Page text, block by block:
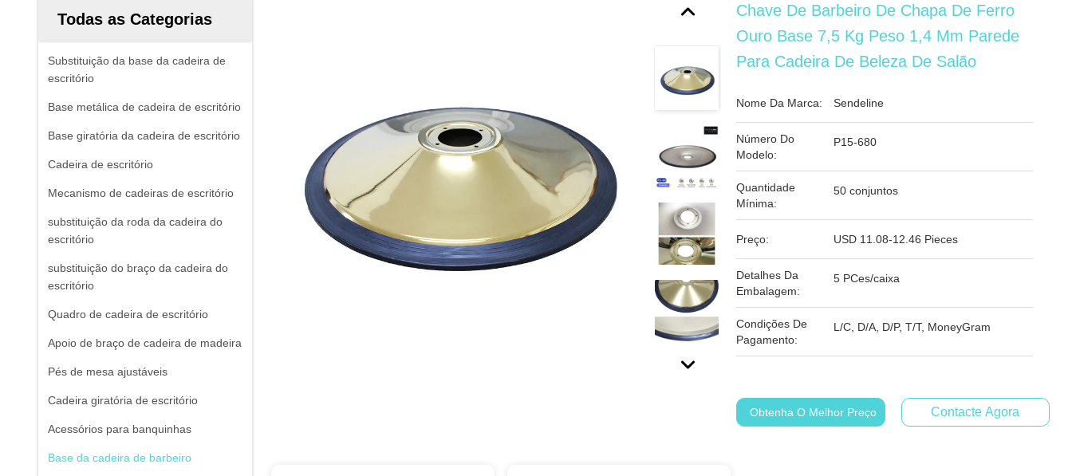
Todas as Categorias
Substituição da base da cadeira de
escritório
Base metálica de cadeira de escritório
Base giratória da cadeira de escritório
Cadeira de escritório
Mecanismo de cadeiras de escritório
substituição da roda da cadeira do
escritório
substituição do braço da cadeira do
escritório
Quadro de cadeira de escritório
Apoio de braço de cadeira de madeira
Pés de mesa ajustáveis
Cadeira giratória de escritório
Acessórios para banquinhas
Base da cadeira de barbeiro
Chave De Barbeiro De Chapa De Ferro
Ouro Base 7,5 Kg Peso 1,4 Mm Parede
Para Cadeira De Beleza De Salão
Nome Da Marca: Sendeline
Número Do
Modelo:
P15-680
Quantidade
Mínima:
50 conjuntos
Preço: USD 11.08-12.46 Pieces
Detalhes Da
Embalagem:
5 PCes/caixa
Condições De
Pagamento:
L/C, D/A, D/P, T/T, MoneyGram
Obtenha O Melhor Preço Contacte Agora